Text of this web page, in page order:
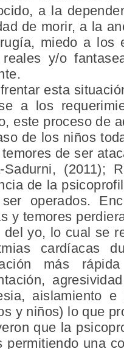
a la
de morir, a la
miedo a los
reales y/o
esta
a los
este proceso de
de los niños
de ser
Sadurni,
de la
operados.
y temores
del yo, lo cual se
cardíacas
más
aislamiento
y niños) lo que
que la
permitiendo una